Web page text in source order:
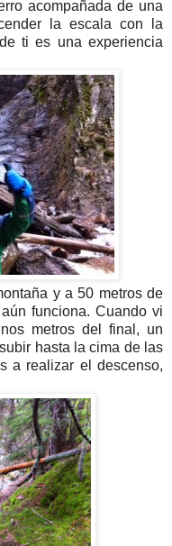
acompañada de una
la escala con la
ti es una experiencia
y a 50 metros de
funciona. Cuando vi
metros del final, un
hasta la cima de las
a realizar el descenso,